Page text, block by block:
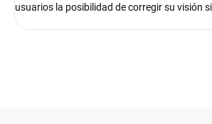
usuarios la posibilidad de corregir su visión